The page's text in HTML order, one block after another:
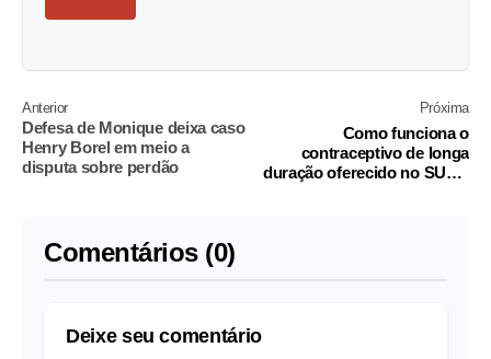
Anterior
Defesa de Monique deixa caso
Henry Borel em meio a
disputa sobre perdão
Próxima
Como funciona o
contraceptivo de longa
duração oferecido no SUS e
Comentários (0)
Deixe seu comentário